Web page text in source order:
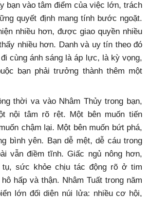
bạn vào tâm điểm của việc lớn, trách
quyết định mang tính bước ngoặt.
nhiều hơn, được giao quyền nhiều
nhiều hơn. Danh và uy tín theo đó
cùng ánh sáng là áp lực, là kỳ vọng,
bạn phải trưởng thành thêm một
thời va vào Nhâm Thủy trong bạn,
nội tâm rõ rệt. Một bên muốn tiến
chậm lại. Một bên muốn bứt phá,
bình yên. Bạn dễ mệt, dễ cáu trong
vẫn điềm tĩnh. Giấc ngủ nông hơn,
tụ, sức khỏe chịu tác động rõ ở tim
hấp và thận. Nhâm Tuất trong năm
lớn đối diện núi lửa: nhiều cơ hội,